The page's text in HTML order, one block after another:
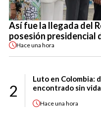
Así fue la llegada del
posesión presidencial
Haceuna hora
2
Luto en Colombia:
encontrado sin vida
Haceuna hora